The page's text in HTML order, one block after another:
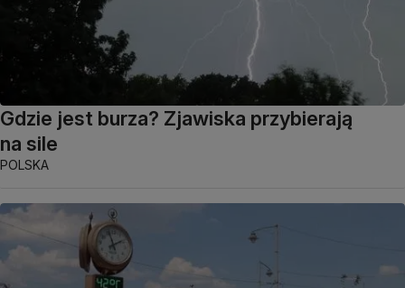
Gdzie jest burza? Zjawiska przybierają
na sile
POLSKA